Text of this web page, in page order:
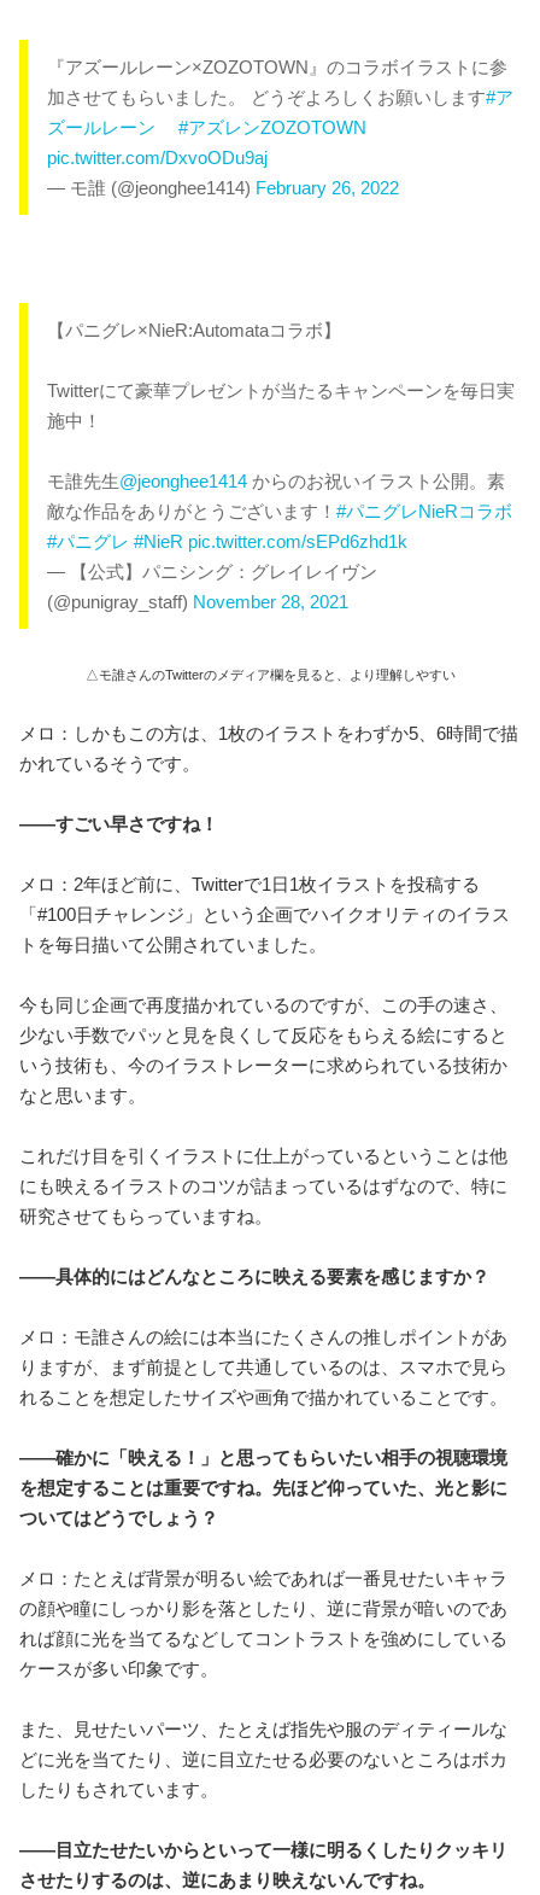
『アズールレーン×ZOZOTOWN』のコラボイラストに参
加させてもらいました。 どうぞよろしくお願いします#ア
ズールレーン
#アズレンZOZOTOWN
pic.twitter.com/DxvoODu9aj
— モ誰 (@jeonghee1414) February 26, 2022
【パニグレ×NieR:Automataコラボ】
Twitterにて豪華プレゼントが当たるキャンペーンを毎日実
施中！
モ誰先生@jeonghee1414 からのお祝いイラスト公開。素
敵な作品をありがとうございます！ #パニグレNieRコラボ
#パニグレ #NieR pic.twitter.com/sEPd6zhd1k
— 【公式】パニシング：グレイレイヴン
(@punigray_staff) November 28, 2021
△モ誰さんのTwitterのメディア欄を見ると、より理解しやすい
メロ：しかもこの方は、1枚のイラストをわずか5、6時間で描
かれているそうです。
――すごい早さですね！
メロ：2年ほど前に、Twitterで1日1枚イラストを投稿する
「#100日チャレンジ」という企画でハイクオリティのイラス
トを毎日描いて公開されていました。
今も同じ企画で再度描かれているのですが、この手の速さ、
少ない手数でパッと見を良くして反応をもらえる絵にすると
いう技術も、今のイラストレーターに求められている技術か
なと思います。
これだけ目を引くイラストに仕上がっているということは他
にも映えるイラストのコツが詰まっているはずなので、特に
研究させてもらっていますね。
――具体的にはどんなところに映える要素を感じますか？
メロ：モ誰さんの絵には本当にたくさんの推しポイントがあ
りますが、まず前提として共通しているのは、スマホで見ら
れることを想定したサイズや画角で描かれていることです。
――確かに「映える！」と思ってもらいたい相手の視聴環境
を想定することは重要ですね。先ほど仰っていた、光と影に
ついてはどうでしょう？
メロ：たとえば背景が明るい絵であれば一番見せたいキャラ
の顔や瞳にしっかり影を落としたり、逆に背景が暗いのであ
れば顔に光を当てるなどしてコントラストを強めにしている
ケースが多い印象です。
また、見せたいパーツ、たとえば指先や服のディティールな
どに光を当てたり、逆に目立たせる必要のないところはボカ
したりもされています。
――目立たせたいからといって一様に明るくしたりクッキリ
させたりするのは、逆にあまり映えないんですね。